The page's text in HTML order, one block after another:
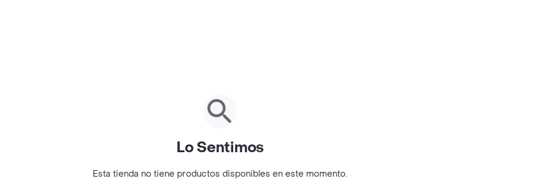
Lo Sentimos
Esta tienda no tiene productos disponibles en este momento.